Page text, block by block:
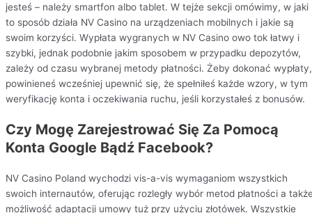
jesteś – należy smartfon albo tablet. W tejże sekcji omówimy, w jaki
to sposób działa NV Casino na urządzeniach mobilnych i jakie są
swoim korzyści. Wypłata wygranych w NV Casino owo tok łatwy i
szybki, jednak podobnie jakim sposobem w przypadku depozytów,
zależy od czasu wybranej metody płatności. Żeby dokonać wypłaty,
powinieneś wcześniej upewnić się, że spełniłeś każde wzory, w tym
weryfikację konta i oczekiwania ruchu, jeśli korzystałeś z bonusów.
Czy Mogę Zarejestrować Się Za Pomocą
Konta Google Bądź Facebook?
NV Casino Poland wychodzi vis-a-vis wymaganiom wszystkich
swoich internautów, oferując rozległy wybór metod płatności a
możliwość adaptacji umowy tuż przy użyciu złotówek. Wszystkie